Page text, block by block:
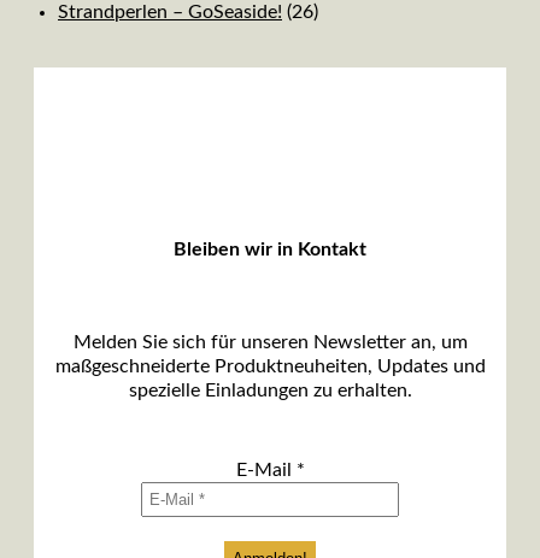
Strandperlen – GoSeaside! (26)
Bleiben wir in Kontakt
Melden Sie sich für unseren Newsletter an, um
maßgeschneiderte Produktneuheiten, Updates und
spezielle Einladungen zu erhalten.
E-Mail *